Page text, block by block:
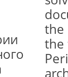
the
the